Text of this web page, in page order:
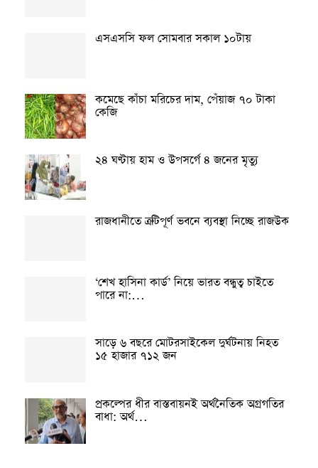
এসএসসি ফল সোমবার সকাল ১০টায়
কমেছে কাঁচা মরিচের দাম, পেঁয়াজ ৭০ টাকা
কেজি
২৪ ঘণ্টায় হাম ও উপসর্গে ৪ জনের মৃত্যু
রাজধানীতে ত্রুটিপূর্ণ ভবনে ব্যবস্থা নিচ্ছে রাজউক
‘শেখ হাসিনা কার্ড’ নিয়ে ভারত বন্ধুত্ব চাইতে
পারে না:…
সাড়ে ৬ বছরে মোটরসাইকেল দুর্ঘটনায় নিহত
১৫ হাজার ৭১২ জন
প্রকল্পের ধীর বাস্তবায়নই অর্থনৈতিক অগ্রগতির
বাধা: অর্থ…